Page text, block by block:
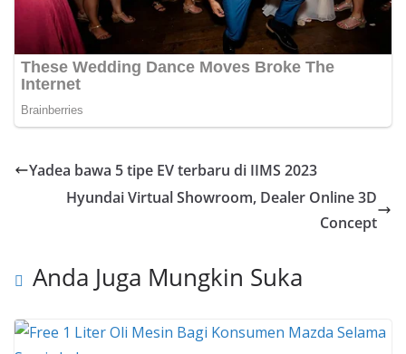
Yadea bawa 5 tipe EV terbaru di IIMS 2023
Hyundai Virtual Showroom, Dealer Online 3D
Concept
Anda Juga Mungkin Suka